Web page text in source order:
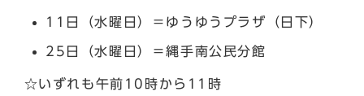
11日（水曜日）＝ゆうゆうプラザ（日下）
25日（水曜日）＝縄手南公民分館
☆いずれも午前10時から11時